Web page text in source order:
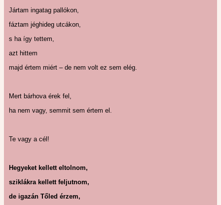
Jártam ingatag pallókon,
fáztam jéghideg utcákon,
s ha így tettem,
azt hittem
majd értem miért – de nem volt ez sem elég.
Mert bárhova érek fel,
ha nem vagy, semmit sem értem el.
Te vagy a cél!
Hegyeket kellett eltolnom,
sziklákra kellett feljutnom,
de igazán Tőled érzem,